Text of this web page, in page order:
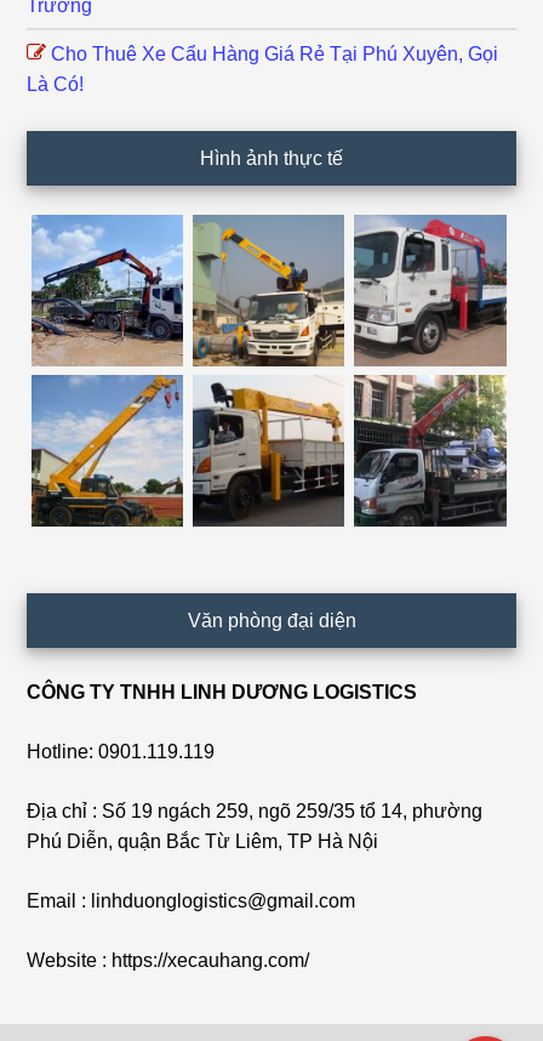
Trường
Cho Thuê Xe Cẩu Hàng Giá Rẻ Tại Phú Xuyên, Gọi
Là Có!
Hình ảnh thực tế
Văn phòng đại diện
CÔNG TY TNHH LINH DƯƠNG LOGISTICS
Hotline: 0901.119.119
Địa chỉ : Số 19 ngách 259, ngõ 259/35 tổ 14, phường
Phú Diễn, quận Bắc Từ Liêm, TP Hà Nội
Email : linhduonglogistics@gmail.com
Website : https://xecauhang.com/